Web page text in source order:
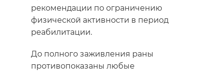
рекомендации по ограничению
физической активности в период
реабилитации.
До полного заживления раны
противопоказаны любые